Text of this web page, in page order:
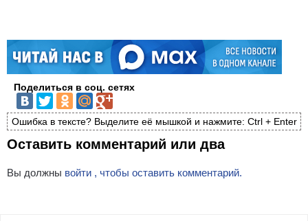
Поделиться в соц. сетях
Ошибка в тексте? Выделите её мышкой и нажмите: Ctrl + Enter
Оставить комментарий или два
Вы должны войти , чтобы оставить комментарий.